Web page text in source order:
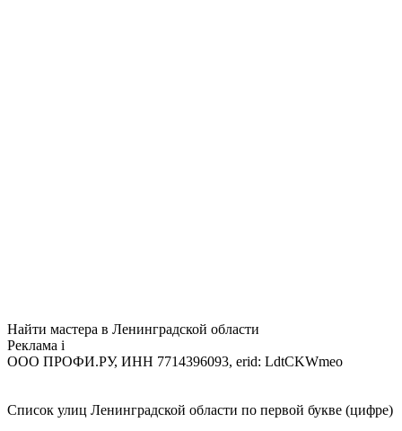
Найти мастера в Ленинградской области
Реклама i
ООО ПРОФИ.РУ, ИНН 7714396093, erid: LdtCKWmeo
Список улиц Ленинградской области по первой букве (цифре)